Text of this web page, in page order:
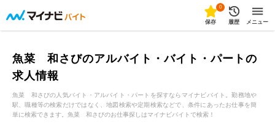
0
保存 履歴 メニュー
魚菜 和さびのアルバイト・バイト・パートの
求人情報
魚菜 和さびの人気バイト・アルバイト・パートを探すならマイナビバイト。勤務地や
駅、職種等の検索だけではなく、地図検索や定期検索などで、条件にあったお仕事を簡
単に検索できます。魚菜 和さびのお仕事探しはマイナビバイトで検索！